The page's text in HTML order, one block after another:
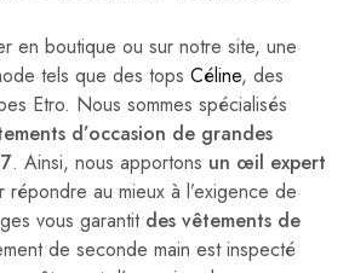
en boutique ou sur notre site, une
tels que des tops Céline, des
Etro. Nous sommes spécialisés
d’occasion de grandes
. Ainsi, nous apportons un œil expert
au mieux à l’exigence de
vous garantit des vêtements de
de seconde main est inspecté